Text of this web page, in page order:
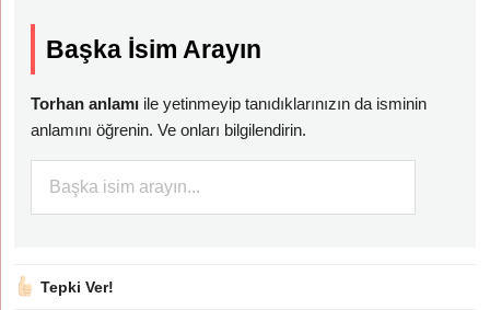
Başka İsim Arayın
Torhan anlamı ile yetinmeyip tanıdıklarınızın da isminin
anlamını öğrenin. Ve onları bilgilendirin.
Tepki Ver!